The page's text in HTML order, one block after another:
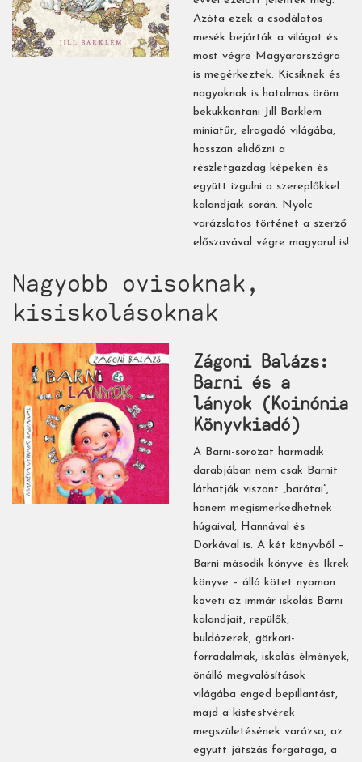
Azóta ezek a csodálatos
mesék bejárták a világot és
most végre Magyarországra
is megérkeztek. Kicsiknek és
nagyoknak is hatalmas öröm
bekukkantani Jill Barklem
miniatűr, elragadó világába,
hosszan elidőzni a
részletgazdag képeken és
együtt izgulni a szereplőkkel
kalandjaik során. Nyolc
varázslatos történet a szerző
előszavával végre magyarul is!
Nagyobb ovisoknak,
kisiskolásoknak
Zágoni Balázs:
Barni és a
lányok (Koinónia
Könyvkiadó)
A Barni-sorozat harmadik
darabjában nem csak Barnit
láthatják viszont „barátai”,
hanem megismerkedhetnek
húgaival, Hannával és
Dorkával is. A két könyvből –
Barni második könyve és Ikrek
könyve – álló kötet nyomon
követi az immár iskolás Barni
kalandjait, repülők,
buldózerek, görkori-
forradalmak, iskolás élmények,
önálló megvalósítások
világába enged bepillantást,
majd a kistestvérek
megszületésének varázsa, az
együtt játszás forgataga, a